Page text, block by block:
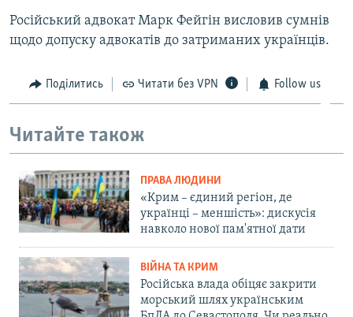
Російський адвокат Марк Фейгін висловив сумнів
щодо допуску адвокатів до затриманих українців.
Поділитись Читати без VPN Follow us
Читайте також
ПРАВА ЛЮДИНИ
«Крим – єдиний регіон, де
українці – меншість»: дискусія
навколо нової пам'ятної дати
ВІЙНА ТА КРИМ
Російська влада обіцяє закрити
морський шлях українським